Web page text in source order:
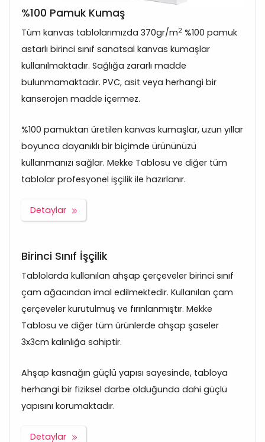
%100 Pamuk Kumaş
Tüm kanvas tablolarımızda 370gr/m2 %100 pamuk
astarlı birinci sınıf sanatsal kanvas kumaşlar
kullanılmaktadır. Sağlığa zararlı madde
bulunmamaktadır. PVC, asit veya herhangi bir
kanserojen madde içermez.
%100 pamuktan üretilen kanvas kumaşlar, uzun yıllar
boyunca dayanıklı bir biçimde ürününüzü
kullanmanızı sağlar. Mekke Tablosu ve diğer tüm
tablolar profesyonel işçilik ile hazırlanır.
Detaylar
Birinci Sınıf İşçilik
Tablolarda kullanılan ahşap çerçeveler birinci sınıf
çam ağacından imal edilmektedir. Kullanılan çam
çerçeveler kurutulmuş ve fırınlanmıştır. Mekke
Tablosu ve diğer tüm ürünlerde ahşap şaseler
3x3cm kalınlığa sahiptir.
Ahşap kasnağın güçlü yapısı sayesinde, tabloya
herhangi bir fiziksel darbe olduğunda dahi güçlü
yapısını korumaktadır.
Detaylar